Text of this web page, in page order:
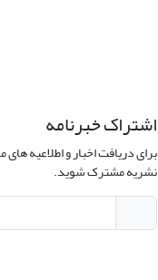
اشتراک خبرنامه
برای دریافت اخبار و اطلاعیه
نشریه مشترک شوید.